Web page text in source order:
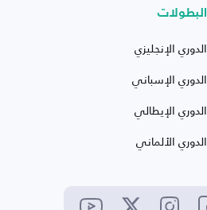
البطولات
الدوري الإنجليزي
الدوري الإسباني
الدوري الإيطالي
الدوري الألماني